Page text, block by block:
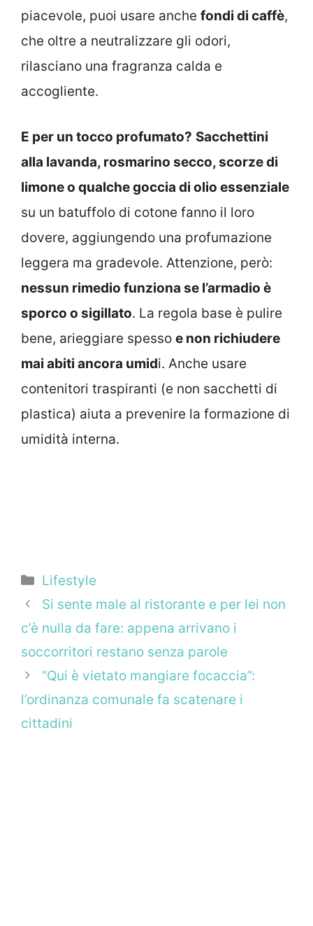
piacevole, puoi usare anche fondi di caffè,
che oltre a neutralizzare gli odori,
rilasciano una fragranza calda e
accogliente.
E per un tocco profumato? Sacchettini
alla lavanda, rosmarino secco, scorze di
limone o qualche goccia di olio essenziale
su un batuffolo di cotone fanno il loro
dovere, aggiungendo una profumazione
leggera ma gradevole. Attenzione, però:
nessun rimedio funziona se l’armadio è
sporco o sigillato. La regola base è pulire
bene, arieggiare spesso e non richiudere
mai abiti ancora umidi. Anche usare
contenitori traspiranti (e non sacchetti di
plastica) aiuta a prevenire la formazione di
umidità interna.
Categorie
Lifestyle
Si sente male al ristorante e per lei non
c’è nulla da fare: appena arrivano i
soccorritori restano senza parole
“Qui è vietato mangiare focaccia”:
l’ordinanza comunale fa scatenare i
cittadini